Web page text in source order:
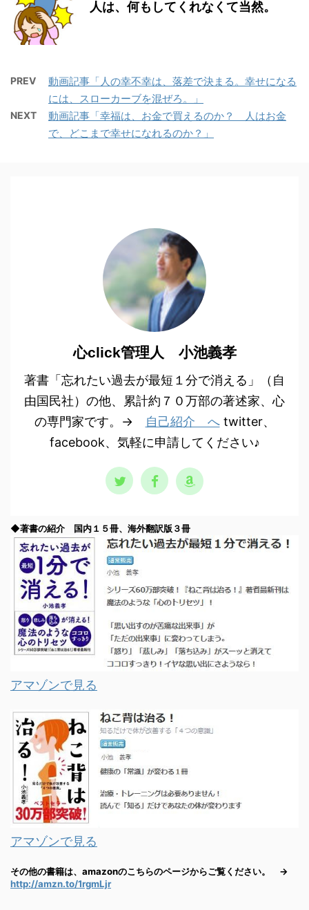
人は、何もしてくれなくて当然。
PREV
動画記事「人の幸不幸は、落差で決まる。幸せになる
には、スローカーブを混ぜろ。」
NEXT
動画記事「幸福は、お金で買えるのか？ 人はお金
で、どこまで幸せになれるのか？」
心click管理人 小池義孝
著書「忘れたい過去が最短１分で消える」（自
由国民社）の他、累計約７０万部の著述家、心
の専門家です。→
自己紹介 へtwitter、
facebook、気軽に申請してください♪
◆著書の紹介 国内１５冊、海外翻訳版３冊
アマゾンで見る
アマゾンで見る
その他の書籍は、amazonのこちらのページからご覧ください。 →
http://amzn.to/1rgmLjr